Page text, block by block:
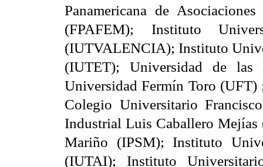
Panamericana de
(FPAFEM); Instituto
(IUTVALENCIA); Instituto
(IUTET); Universidad de las
Universidad Fermín Toro
Colegio Universitario
Industrial Luis Caballero
Mariño (IPSM); Instituto
(IUTAI); Instituto